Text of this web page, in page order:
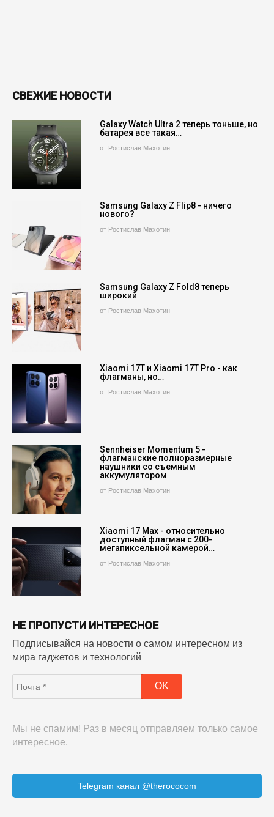
СВЕЖИЕ НОВОСТИ
Galaxy Watch Ultra 2 теперь тоньше, но
батарея все такая…
от Ростислав Махотин
Samsung Galaxy Z Flip8 - ничего
нового?
от Ростислав Махотин
Samsung Galaxy Z Fold8 теперь
широкий
от Ростислав Махотин
Xiaomi 17T и Xiaomi 17T Pro - как
флагманы, но…
от Ростислав Махотин
Sennheiser Momentum 5 -
флагманские полноразмерные
наушники со съемным
аккумулятором
от Ростислав Махотин
Xiaomi 17 Max - относительно
доступный флагман с 200-
мегапиксельной камерой…
от Ростислав Махотин
НЕ ПРОПУСТИ ИНТЕРЕСНОЕ
Подписывайся на новости о самом интересном из
мира гаджетов и технологий
Мы не спамим! Раз в месяц отправляем только самое
интересное.
Telegram канал @therococom